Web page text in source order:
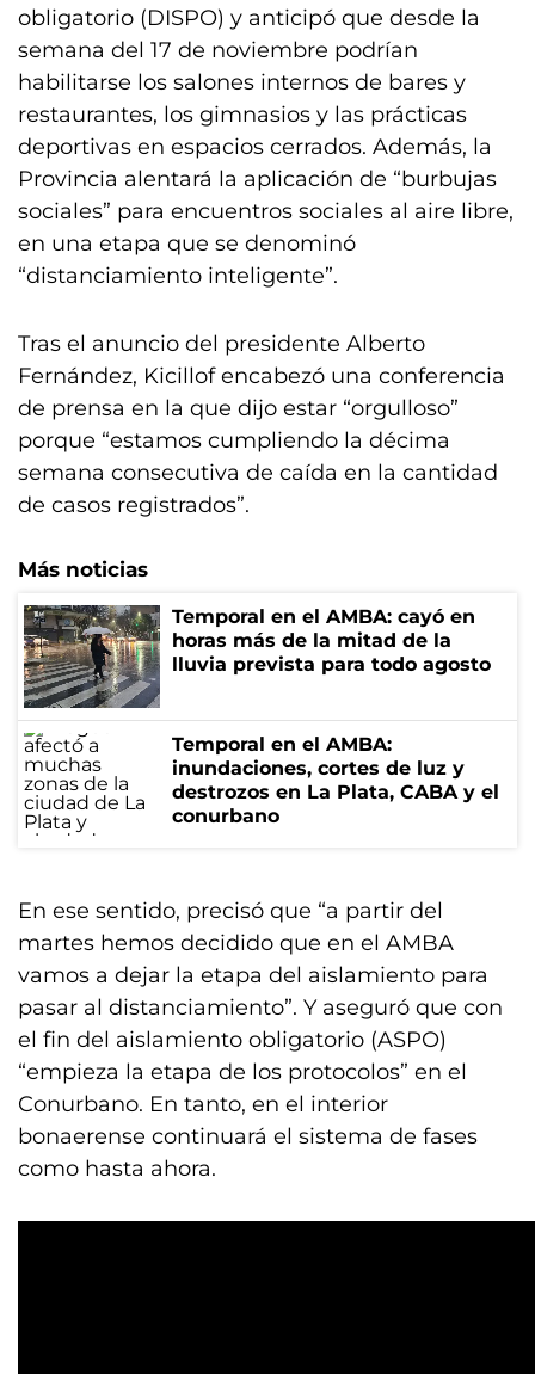
obligatorio (DISPO) y anticipó que desde la
semana del 17 de noviembre podrían
habilitarse los salones internos de bares y
restaurantes, los gimnasios y las prácticas
deportivas en espacios cerrados. Además, la
Provincia alentará la aplicación de “burbujas
sociales” para encuentros sociales al aire libre,
en una etapa que se denominó
“distanciamiento inteligente”.
Tras el anuncio del presidente Alberto
Fernández, Kicillof encabezó una conferencia
de prensa en la que dijo estar “orgulloso”
porque “estamos cumpliendo la décima
semana consecutiva de caída en la cantidad
de casos registrados”.
Más noticias
Temporal en el AMBA: cayó en
horas más de la mitad de la
lluvia prevista para todo agosto
Temporal en el AMBA:
inundaciones, cortes de luz y
destrozos en La Plata, CABA y el
conurbano
En ese sentido, precisó que “a partir del
martes hemos decidido que en el AMBA
vamos a dejar la etapa del aislamiento para
pasar al distanciamiento”. Y aseguró que con
el fin del aislamiento obligatorio (ASPO)
“empieza la etapa de los protocolos” en el
Conurbano. En tanto, en el interior
bonaerense continuará el sistema de fases
como hasta ahora.